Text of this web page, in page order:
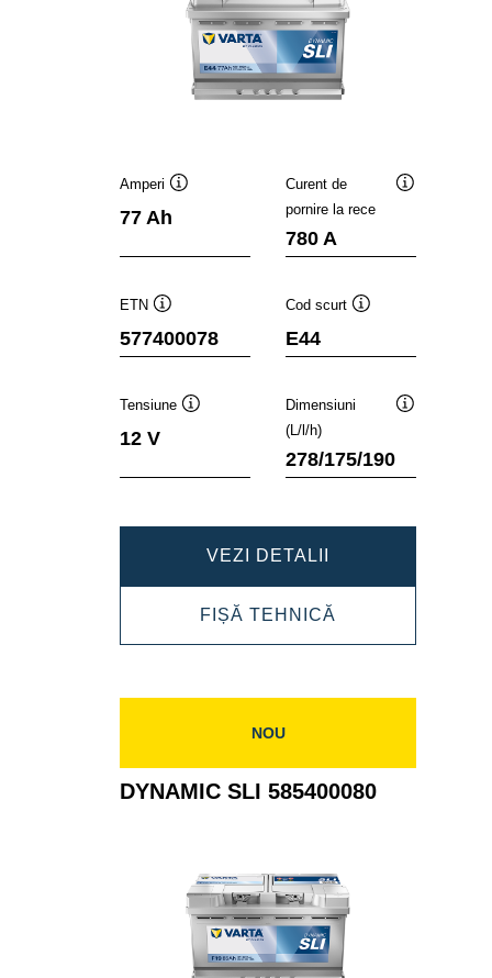
Amperi
77 Ah
Curent de
pornire la rece
780 A
ETN
577400078
Cod scurt
E44
Tensiune
12 V
Dimensiuni
(L/l/h)
278/175/190
VEZI DETALII
SLI
577400078
FIȘĂ TEHNICĂ
SLI
NOU
DYNAMIC SLI 585400080